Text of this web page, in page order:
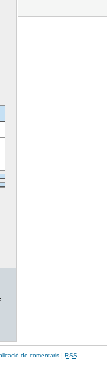
de comentaris | RSS